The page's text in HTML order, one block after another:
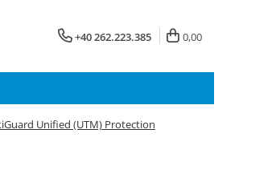
+40 262.223.385 0,00
Unified (UTM) Protection